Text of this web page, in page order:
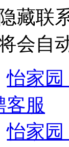
藏联
会自
怡家
客服
怡家